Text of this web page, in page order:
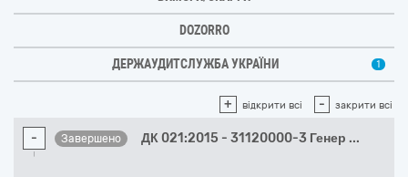
DOZORRO
ДЕРЖАУДИТСЛУЖБА УКРАЇНИ 1
+ відкрити всі - закрити всі
- Завершено ДК 021:2015 - 31120000-3 Генер ...